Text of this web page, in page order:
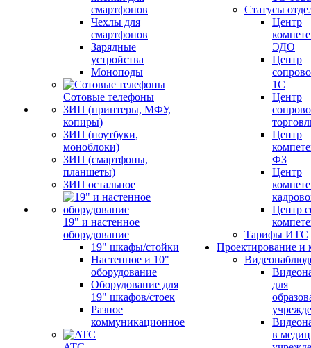
смартфонов
Чехлы для
смартфонов
Зарядные
устройства
Моноподы
Сотовые телефоны
ЗИП (принтеры, МФУ,
копиры)
ЗИП (ноутбуки,
моноблоки)
ЗИП (смартфоны,
планшеты)
ЗИП остальное
19" и настенное
оборудование
19" шкафы/стойки
Настенное и 10"
оборудование
Оборудование для
19" шкафов/стоек
Разное
коммуникационное
Статусы
Центр
ЭДО
Центр
1С
Центр
Центр
ФЗ
Центр
Центр
Тарифы ИТС
Проектирование и
для
в